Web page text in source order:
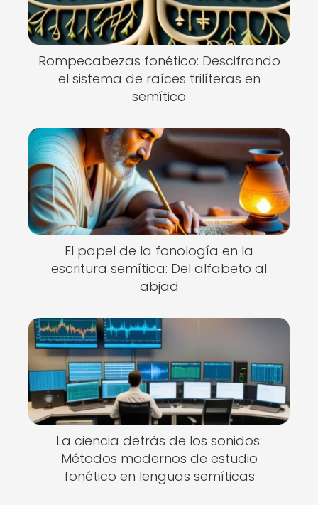
Rompecabezas fonético: Descifrando
el sistema de raíces trilíteras en
semítico
El papel de la fonología en la
escritura semítica: Del alfabeto al
abjad
La ciencia detrás de los sonidos:
Métodos modernos de estudio
fonético en lenguas semíticas